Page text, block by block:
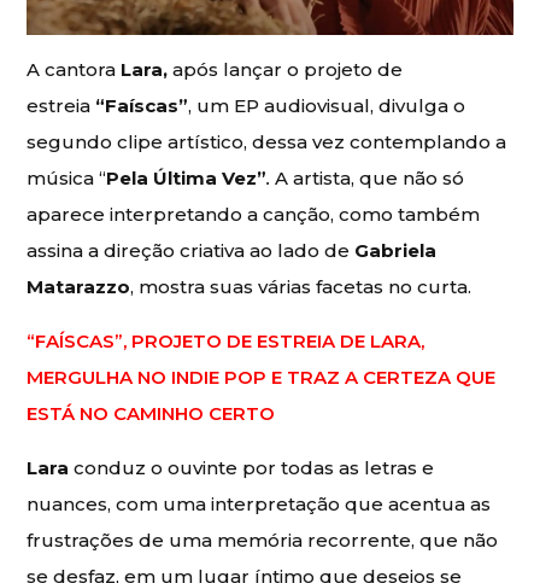
A cantora Lara,após lançar o projeto de
estreia “Faíscas”, um EP audiovisual, divulga o
segundo clipe artístico, dessa vez contemplando a
música “Pela Última Vez”.A artista, que não só
aparece interpretando a canção, como também
assina a direção criativa ao lado de Gabriela
Matarazzo, mostra suas várias facetas no curta.
“FAÍSCAS”, PROJETO DE ESTREIA DE LARA,
MERGULHA NO INDIE POP E TRAZ A CERTEZA QUE
ESTÁ NO CAMINHO CERTO
Lara conduz o ouvinte por todas as letras e
nuances, com uma interpretação que acentua as
frustrações de uma memória recorrente, que não
se desfaz, em um lugar íntimo que desejos se